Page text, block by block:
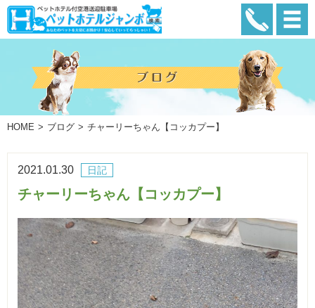
HOME ブログ チャーリーちゃん【コッカプー】
日記
2021.01.30
チャーリーちゃん【コッカプー】